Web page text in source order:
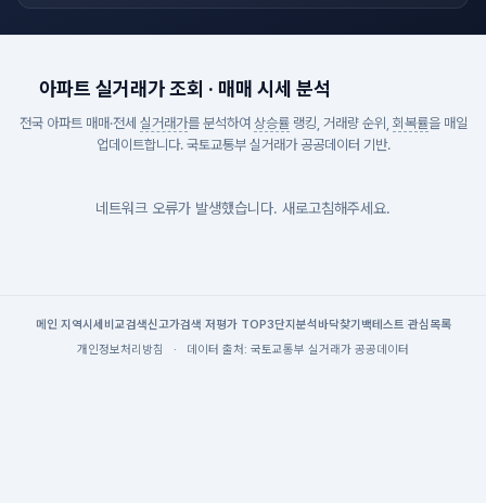
아파트 실거래가 조회 · 매매 시세 분석
전국 아파트 매매·전세 실거래가를 분석하여 상승률랭킹, 거래량 순위, 회복률을 매일
업데이트합니다. 국토교통부 실거래가 공공데이터 기반.
네트워크 오류가 발생했습니다. 새로고침해주세요.
메인| 지역시세 비교검색신고가검색 저평가 TOP3단지분석 바닥찾기 백테스트 관심목록
개인정보처리방침
· 데이터 출처: 국토교통부 실거래가 공공데이터